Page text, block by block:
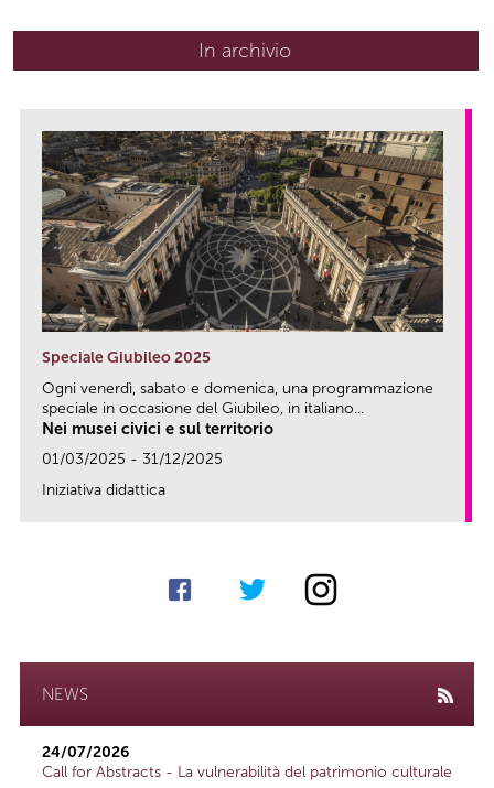
In archivio
Speciale Giubileo 2025
Ogni venerdì, sabato e domenica, una programmazione
speciale in occasione del Giubileo, in italiano...
Nei musei civici e sul territorio
01/03/2025 - 31/12/2025
Iniziativa didattica
NEWS
24/07/2026
Call for Abstracts - La vulnerabilità del patrimonio culturale